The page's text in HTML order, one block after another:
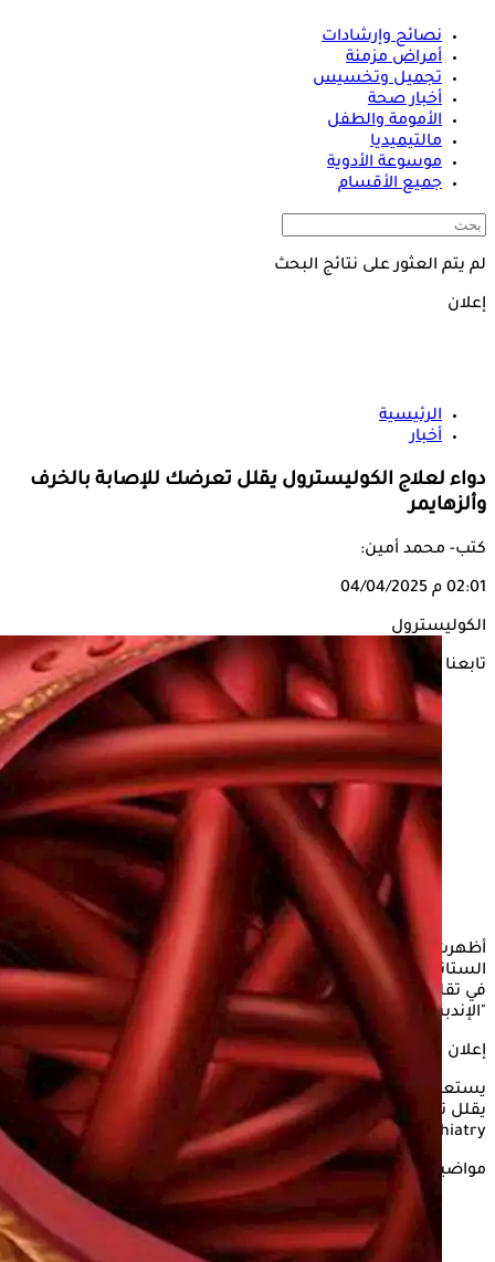
نصائح وإرشادات
أمراض مزمنة
تجميل وتخسيس
أخبار صحة
الأمومة والطفل
مالتيميديا
موسوعة الأدوية
جميع الأقسام
لم يتم العثور على نتائج البحث
إعلان
الرئيسية
أخبار
دواء لعلاج الكوليسترول يقلل تعرضك للإصابة بالخرف
وألزهايمر
كتب- محمد أمين:
02:01 م 04/04/2025
الكوليسترول
تابعنا على
أظهرت دراسة حديثة من كوريا الجنوبية أن استخدام أدوية
الستاتين، المعروفة بدورها في خفض الكولسترول، قد يسهم أيضاً
في تقليل خطر الإصابة بالخرف، بحسب ما نقلته صحيفة
"الإندبندنت" البريطانية.
إعلان
يستعرض "الكونسلتو" في التقرير التالي، دواء لعلاج
الكوليسترول
Psychiatry.
مواضيع ذات صلة